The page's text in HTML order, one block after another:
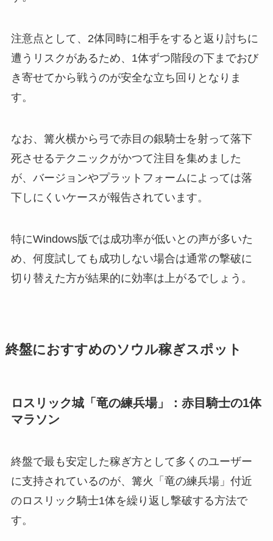
注意点として、2体同時に相手をすると返り討ちに
遭うリスクがあるため、1体ずつ階段の下までおび
き寄せてから戦うのが安全な立ち回りとなりま
す。
なお、篝火横から弓で赤目の銀騎士を射って落下
死させるテクニックがかつて注目を集めました
が、バージョンやプラットフォームによっては落
下しにくいケースが報告されています。
特にWindows版では成功率が低いとの声が多いた
め、何度試しても成功しない場合は通常の撃破に
切り替えた方が結果的に効率は上がるでしょう。
終盤におすすめのソウル稼ぎスポット
ロスリック城「竜の練兵場」：赤目騎士の1体
マラソン
終盤で最も安定した稼ぎ方として多くのユーザー
に支持されているのが、篝火「竜の練兵場」付近
のロスリック騎士1体を繰り返し撃破する方法で
す。